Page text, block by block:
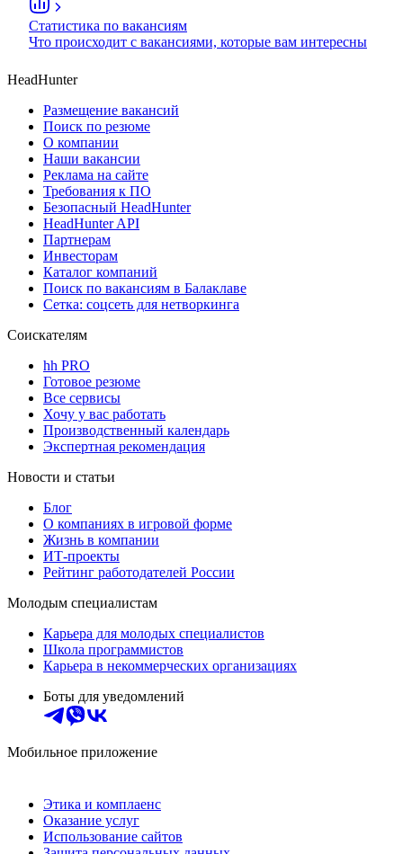
Статистика по вакансиям
Что происходит с вакансиями, которые вам интересны
HeadHunter
Размещение вакансий
Поиск по резюме
О компании
Наши вакансии
Реклама на сайте
Требования к ПО
Безопасный HeadHunter
HeadHunter API
Партнерам
Инвесторам
Каталог компаний
Поиск по вакансиям в Балаклаве
Сетка: соцсеть для нетворкинга
Соискателям
hh PRO
Готовое резюме
Все сервисы
Хочу у вас работать
Производственный календарь
Экспертная рекомендация
Новости и статьи
Блог
О компаниях в игровой форме
Жизнь в компании
ИТ-проекты
Рейтинг работодателей России
Молодым специалистам
Карьера для молодых специалистов
Школа программистов
Карьера в некоммерческих организациях
Боты для уведомлений
Мобильное приложение
Этика и комплаенс
Оказание услуг
Использование сайтов